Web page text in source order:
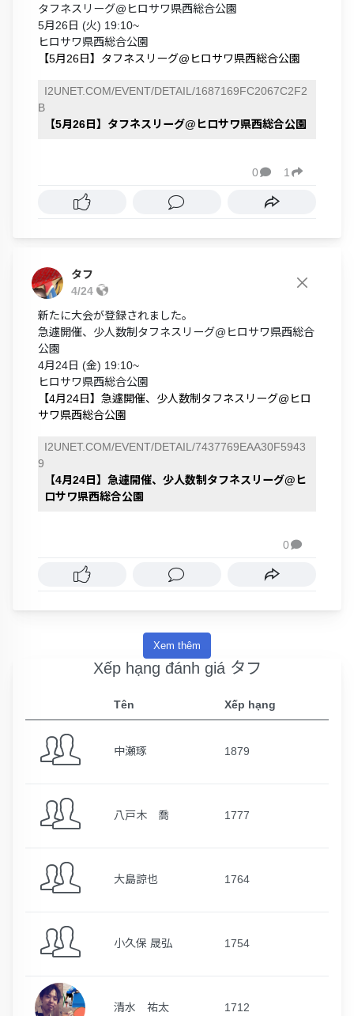
タフネスリーグ@ヒロサワ県西総合公園
5月26日 (火) 19:10~
ヒロサワ県西総合公園
【5月26日】タフネスリーグ@ヒロサワ県西総合公園
I2UNET.COM/EVENT/DETAIL/1687169FC2067C2F2
B
【5月26日】タフネスリーグ@ヒロサワ県西総合公園
0 1 
タフ
4/24
新たに大会が登録されました。
急遽開催、少人数制タフネスリーグ@ヒロサワ県西総合
公園
4月24日 (金) 19:10~
ヒロサワ県西総合公園
【4月24日】急遽開催、少人数制タフネスリーグ@ヒロ
サワ県西総合公園
I2UNET.COM/EVENT/DETAIL/7437769EAA30F5943
9
【4月24日】急遽開催、少人数制タフネスリーグ@ヒ
ロサワ県西総合公園
0
Xem thêm
Xếp hạng đánh giá タフ
Tên Xếp hạng
中瀬琢 1879
八戸木 喬 1777
大島諒也 1764
小久保 晟弘 1754
清水 祐太 1712